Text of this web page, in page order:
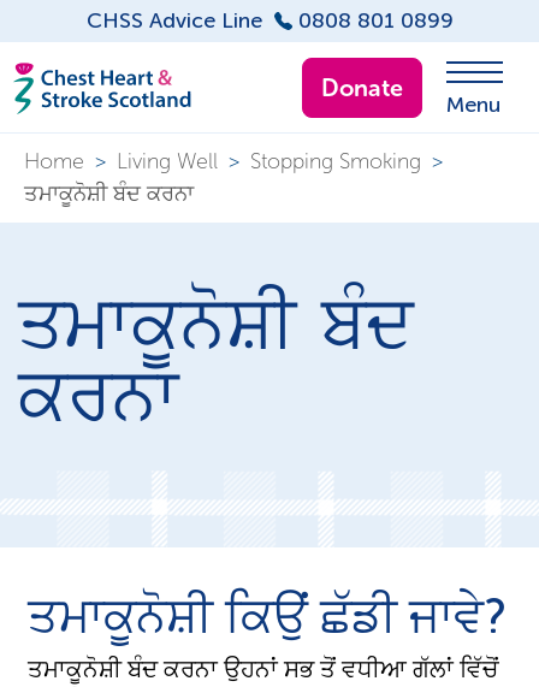
CHSS Advice Line 0808 801 0899
Donate
Menu
Home > Living Well > Stopping Smoking >
ਤਮਾਕੂਨੋਸ਼ੀ ਬੰਦ ਕਰਨਾ
ਤਮਾਕੂਨੋਸ਼ੀ ਬੰਦ
ਕਰਨਾ
ਤਮਾਕੂਨੋਸ਼ੀ ਕਿਉਂ ਛੱਡੀ ਜਾਵੇ?
ਤਮਾਕੂਨੋਸ਼ੀ ਬੰਦ ਕਰਨਾ ਉਹਨਾਂ ਸਭ ਤੋਂ ਵਧੀਆ ਗੱਲਾਂ ਵਿੱਚੋਂ